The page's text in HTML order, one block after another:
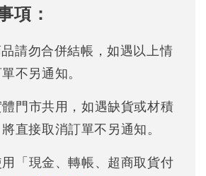
項：
請勿合併結帳，如遇以上情
不另通知。
門市共用，如遇缺貨或材積
直接取消訂單不另通知。
「現金、轉帳、超商取貨付